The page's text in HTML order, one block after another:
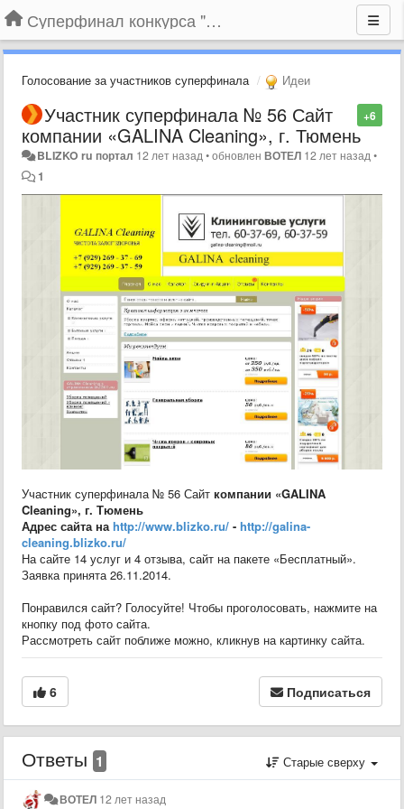
Суперфинал конкурса "Компания года-2014" на BLIZKO.ru
Голосование за участников суперфинала Идеи
+6
Участник суперфинала № 56 Сайт
компании «GALINA Cleaning», г. Тюмень
BLIZKO ru портал 12 лет назад •обновленВОТЕЛ 12 лет назад •
1
Участник суперфинала № 56 Сайт компании «GALINA
Cleaning», г. Тюмень
Адрес сайта наhttp://www.blizko.ru/ - http://galina-
cleaning.blizko.ru/
На сайте 14 услуг и 4 отзыва, сайт на пакете «Бесплатный».
Заявка принята 26.11.2014.
Понравился сайт? Голосуйте! Чтобы проголосовать, нажмите на
кнопку под фото сайта.
Рассмотреть сайт поближе можно, кликнув на картинку сайта.
6 Подписаться
Ответы 1 Старые сверху
ВОТЕЛ 12 лет назад